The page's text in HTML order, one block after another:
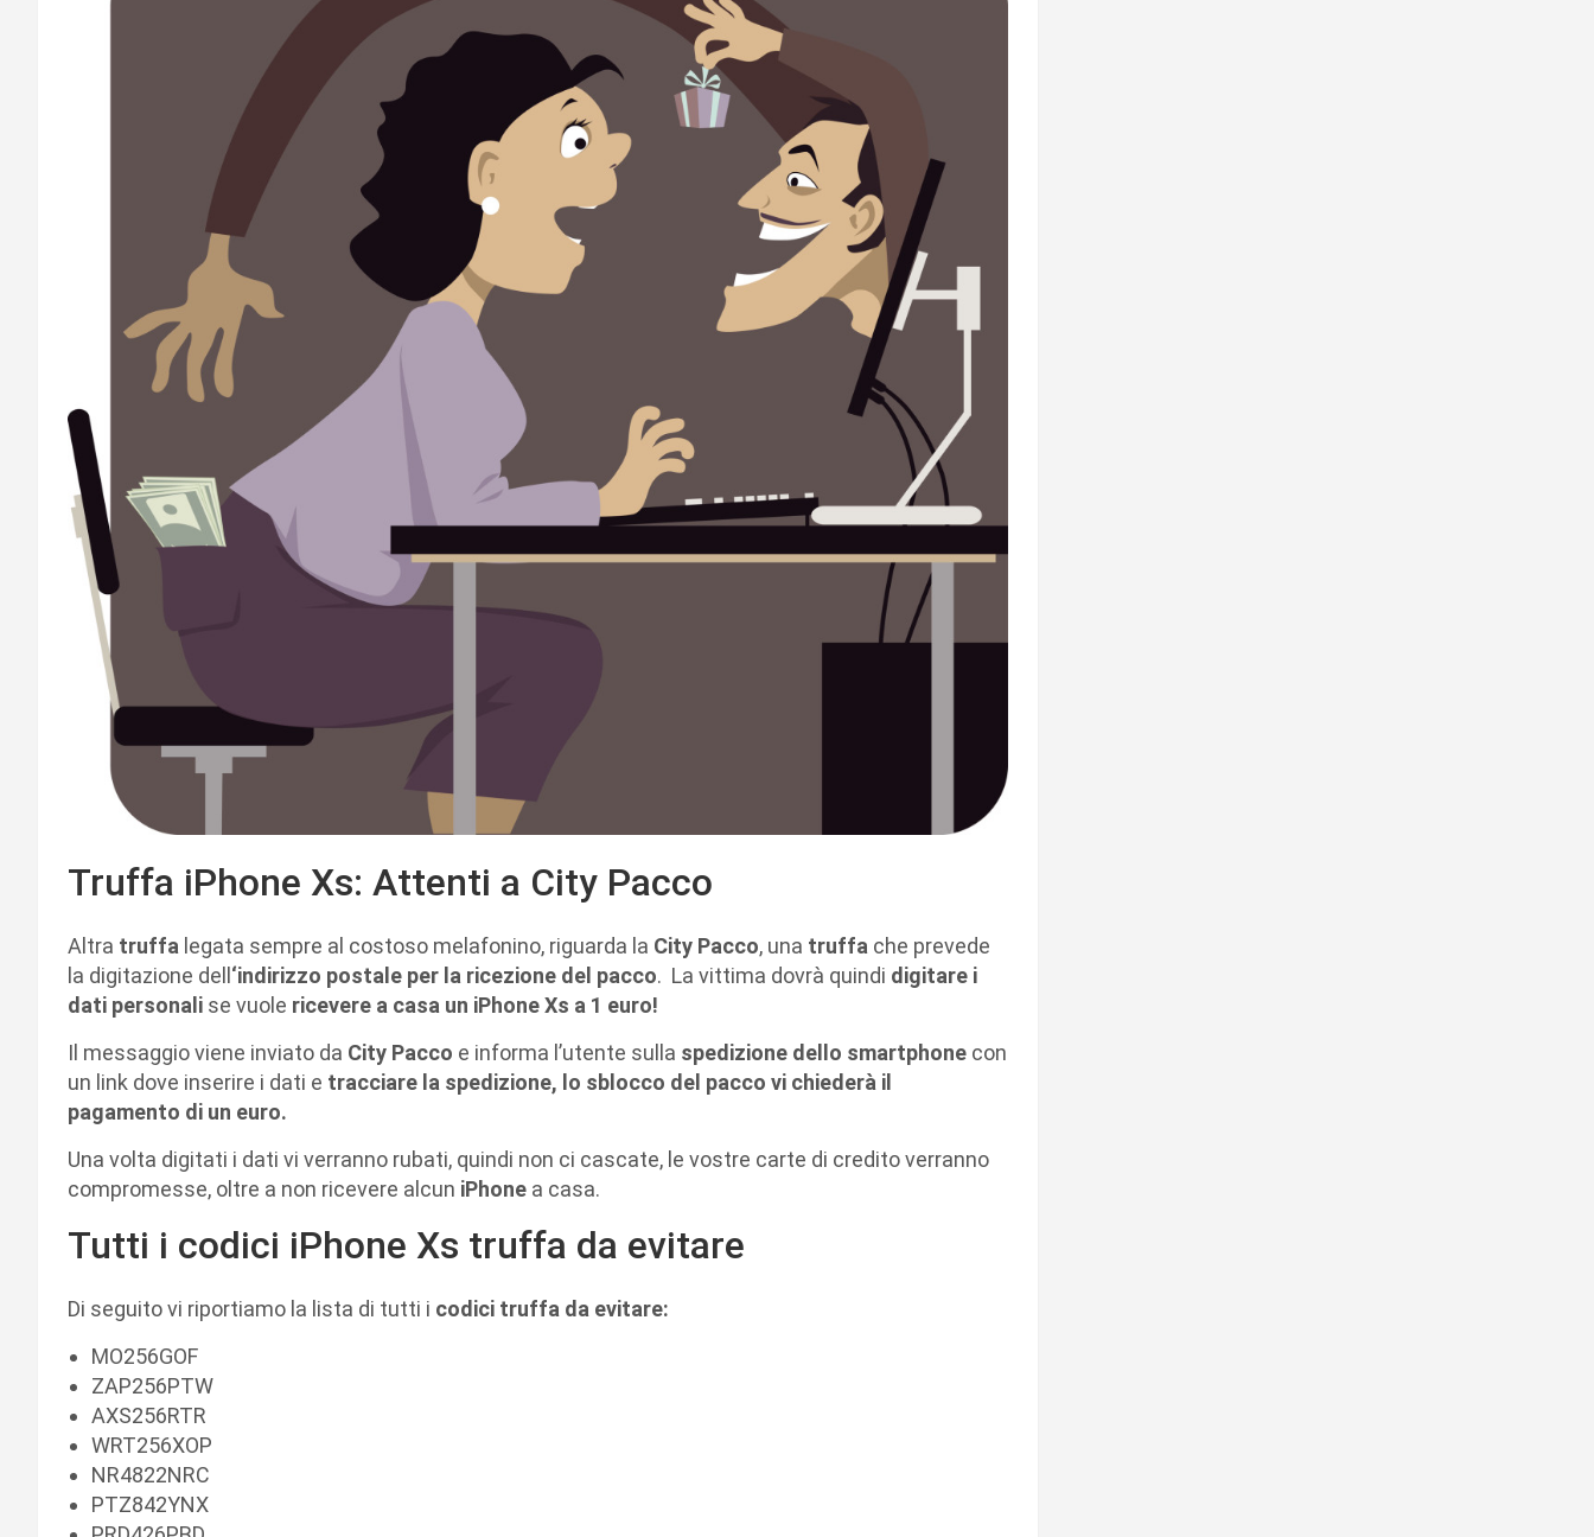
Truffa iPhone Xs: Attenti a City Pacco
Altra truffa legata sempre al costoso melafonino, riguarda la City Pacco, una truffa che prevede
la digitazione dell‘indirizzo postale per la ricezione del pacco. La vittima dovrà quindi digitare i
dati personali se vuole ricevere a casa un iPhone Xs a 1 euro!
Il messaggio viene inviato da City Pacco e informa l’utente sulla spedizione dello smartphone con
un link dove inserire i dati e tracciare la spedizione, lo sblocco del pacco vi chiederà il
pagamento di un euro.
Una volta digitati i dati vi verranno rubati, quindi non ci cascate, le vostre carte di credito verranno
compromesse, oltre a non ricevere alcun iPhone a casa.
Tutti i codici iPhone Xs truffa da evitare
Di seguito vi riportiamo la lista di tutti i codici truffa da evitare:
MO256GOF
ZAP256PTW
AXS256RTR
WRT256XOP
NR4822NRC
PTZ842YNX